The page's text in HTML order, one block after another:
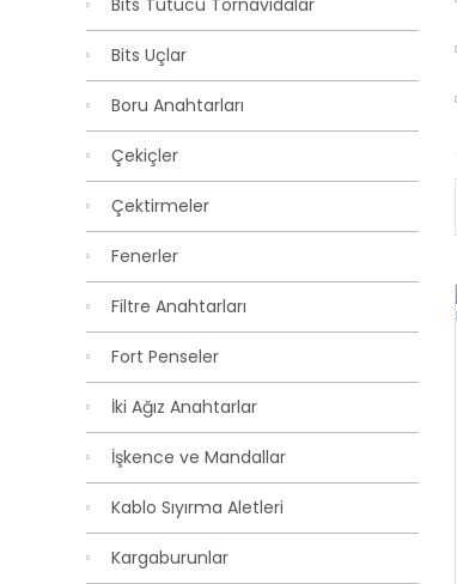
Bits Uçlar
Boru Anahtarları
Çekiçler
Çektirmeler
Fenerler
Filtre Anahtarları
Fort Penseler
İki Ağız Anahtarlar
İşkence ve Mandallar
Kablo Sıyırma Aletleri
Kargaburunlar